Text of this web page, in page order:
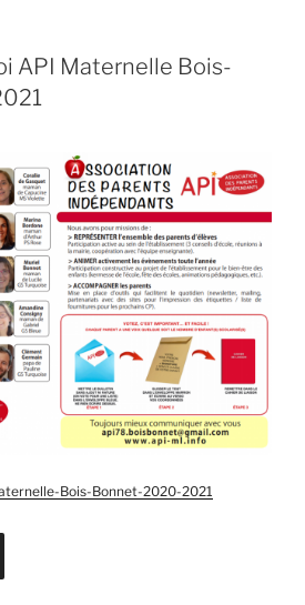
API Maternelle Bois-
Bois-Bonnet-2020-2021